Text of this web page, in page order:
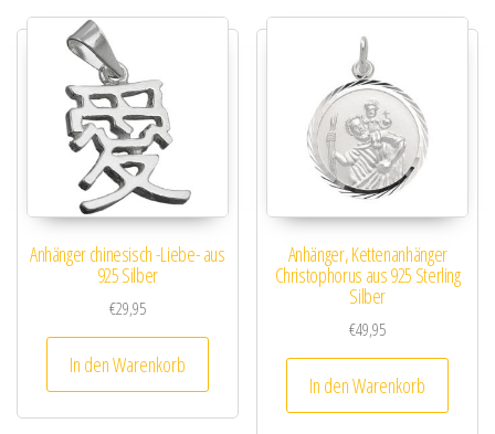
Anhänger chinesisch -Liebe- aus
925 Silber
€29,95
In den Warenkorb
Anhänger, Kettenanhänger
Christophorus aus 925 Sterling
Silber
€49,95
In den Warenkorb